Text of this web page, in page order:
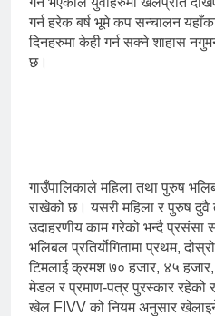
गर्न हरेक बर्ष भूमे कप सन्चालन
दिनहरुमा केही गर्न सक्ने शाहास
छ।
गाउँपालिकाले महिला तथा पुरुष
राखेको छ। यसरी महिला र पुरुष दुवै
उदाहरणीय काम गरेको भन्दै
भलिबल प्रतिर्योगितामा प्रथम,
टिमलाई क्रमश ७० हजार, ४५
मेडल र प्रमाण-पत्र पुरस्कार रहेको
खेल FIVV को नियम अनुसार